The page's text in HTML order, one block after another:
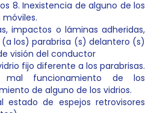
8. Inexistencia de alguno de los
móviles.
impactos o láminas adheridas,
los) parabrisa (s) delantero (s)
visión del conductor
fijo diferente a los parabrisas.
mal funcionamiento de los
de alguno de los vidrios.
estado de espejos retrovisores